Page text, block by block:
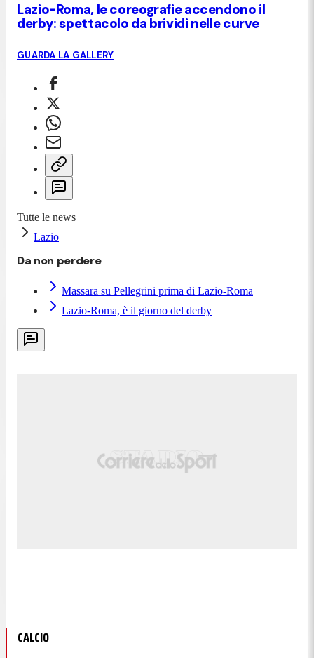
Lazio-Roma, le coreografie accendono il
derby: spettacolo da brividi nelle curve
GUARDA LA GALLERY
Tutte le news
Lazio
Da non perdere
Massara su Pellegrini prima di Lazio-Roma
Lazio-Roma, è il giorno del derby
CALCIO